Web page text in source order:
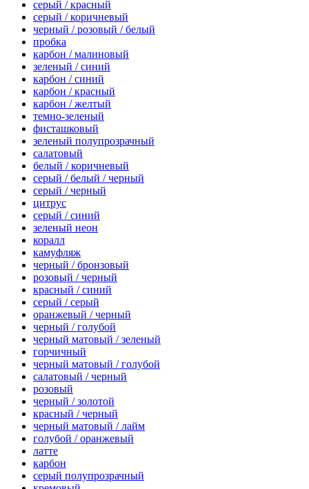
серый / красный
серый / коричневый
черный / розовый / белый
пробка
карбон / малиновый
зеленый / синий
карбон / синий
карбон / красный
карбон / желтый
темно-зеленый
фисташковый
зеленый полупрозрачный
салатовый
белый / коричневый
серый / белый / черный
серый / черный
цитрус
серый / синий
зеленый неон
коралл
камуфляж
черный / бронзовый
розовый / черный
красный / синий
серый / серый
оранжевый / черный
черный / голубой
черный матовый / зеленый
горчичный
черный матовый / голубой
салатовый / черный
розовый
черный / золотой
красный / черный
черный матовый / лайм
голубой / оранжевый
латте
карбон
серый полупрозрачный